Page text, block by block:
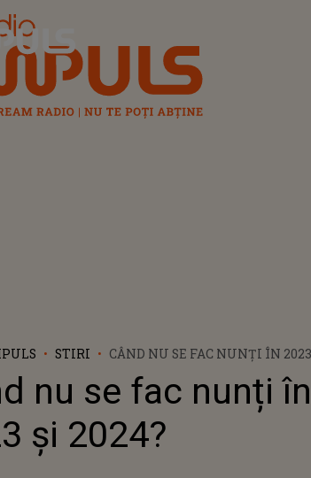
STIRI CÂND NU SE FAC NUNȚI ÎN
nu se fac nunți în
și 2024?